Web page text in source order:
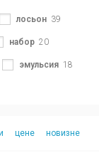
лосьон 39
набор 20
эмульсия 18
цене новизне